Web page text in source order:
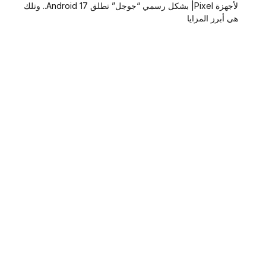
لأجهزة Pixel| بشكل رسمي “جوجل” تطلق Android 17.. وتلك
هي أبرز المزايا